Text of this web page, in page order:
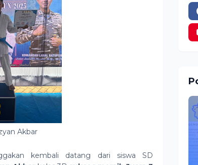
Akbar
kembali datang dari siswa SD